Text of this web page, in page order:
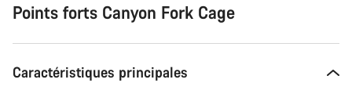
Points forts Canyon Fork Cage
Caractéristiques principales